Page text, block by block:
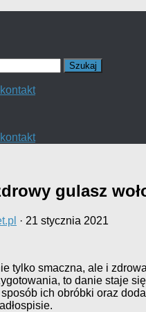
gulasz
· 21 stycznia 2021
tylko smaczna, ale i
to danie staje
ich obróbki oraz